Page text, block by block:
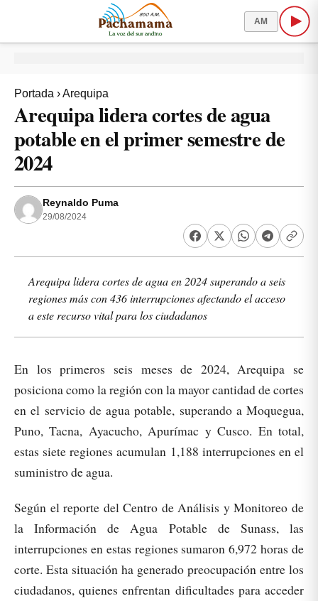
AM
Portada ›Arequipa
Arequipa lidera cortes de agua
potable en el primer semestre de
2024
Reynaldo Puma
29/08/2024
Arequipa lidera cortes de agua en 2024 superando a seis
regiones más con 436 interrupciones afectando el acceso
a este recurso vital para los ciudadanos
En los primeros seis meses de 2024, Arequipa se
posiciona como la región con la mayor cantidad de cortes
en el servicio de agua potable, superando a Moquegua,
Puno, Tacna, Ayacucho, Apurímac y Cusco. En total,
estas siete regiones acumulan 1,188 interrupciones en el
suministro de agua.
Según el reporte del Centro de Análisis y Monitoreo de
la Información de Agua Potable de Sunass, las
interrupciones en estas regiones sumaron 6,972 horas de
corte. Esta situación ha generado preocupación entre los
ciudadanos, quienes enfrentan dificultades para acceder